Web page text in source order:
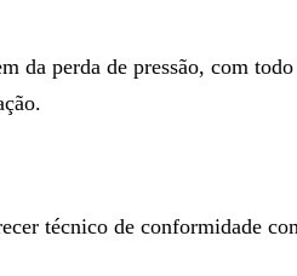
da perda de pressão, com
técnico de conformidade